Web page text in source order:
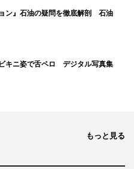
ョン』石油の疑問を徹底解剖 石油
キニ姿で舌ペロ デジタル写真集
もっと見る